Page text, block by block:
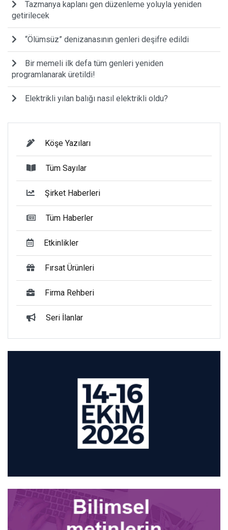
Tazmanya kaplanı gen düzenleme yoluyla yeniden
getirilecek
“Ölümsüz” denizanasının genleri deşifre edildi
Bir memeli ilk defa tüm genleri yeniden
programlanarak üretildi!
Elektrikli yılan balığı nasıl elektrikli oldu?
Köşe Yazıları
Tüm Sayılar
Şirket Haberleri
Tüm Haberler
Etkinlikler
Fırsat Ürünleri
Firma Rehberi
Seri İlanlar